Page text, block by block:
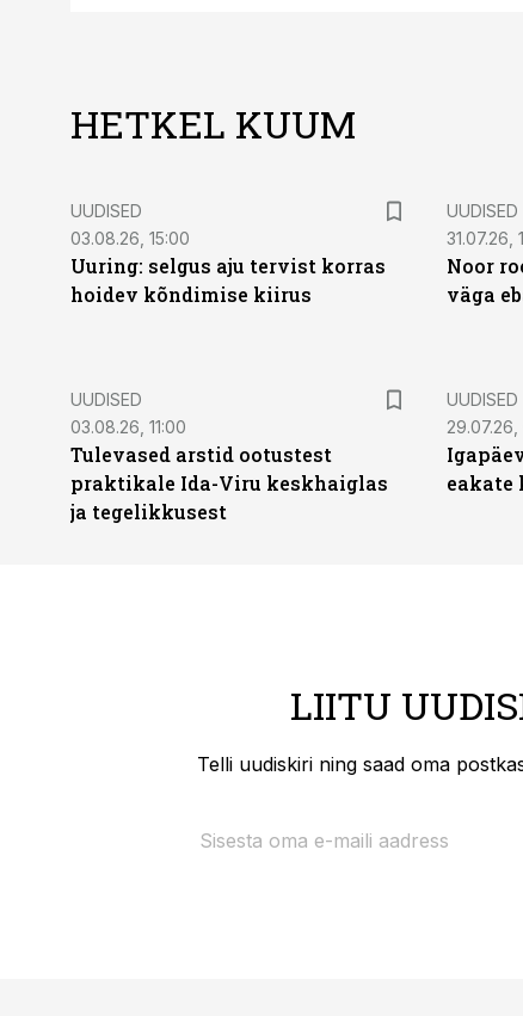
HETKEL KUUM
UUDISED
03.08.26, 15:00
Uuring: selgus aju tervist korras
hoidev kõndimise kiirus
UUDISED
31.07.26,
Noor
väga
UUDISED
03.08.26, 11:00
Tulevased arstid ootustest
praktikale Ida-Viru keskhaiglas
ja tegelikkusest
UUDISED
LIITU
Telli uudiskiri ning saad oma